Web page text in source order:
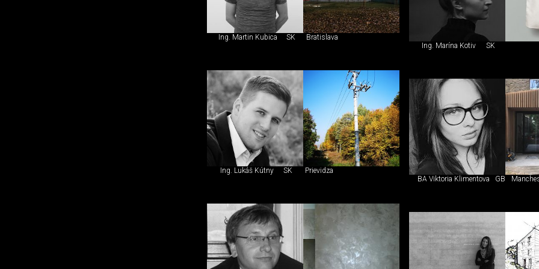
Ing. Martin Kubica SK
Bratislava
Ing. Marína Kotiv
SK
Ing. Lukáš Kútny SK
Prievidza
BA Viktoria Klimentova
GB